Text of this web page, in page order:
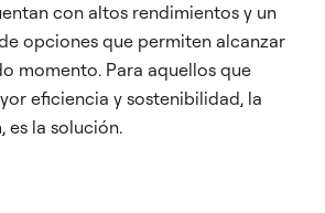
con altos rendimientos y un
opciones que permiten alcanzar
momento. Para aquellos que
eficiencia y sostenibilidad, la
es la solución.